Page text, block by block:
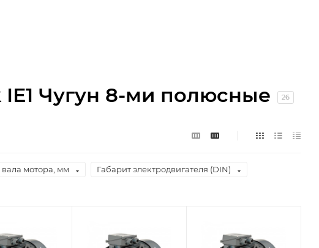
IE1 Чугун 8-ми полюсные 26
вала мотора, мм Габарит электродвигателя (DIN)